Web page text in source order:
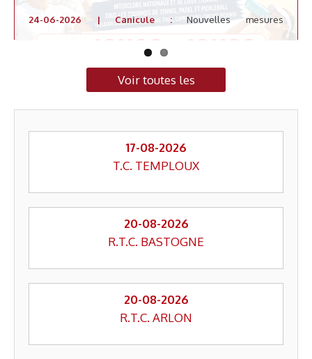
24-06-2026 | Canicule :Nouvelles mesures
Voir toutes les
17-08-2026
T.C. TEMPLOUX
20-08-2026
R.T.C. BASTOGNE
20-08-2026
R.T.C. ARLON